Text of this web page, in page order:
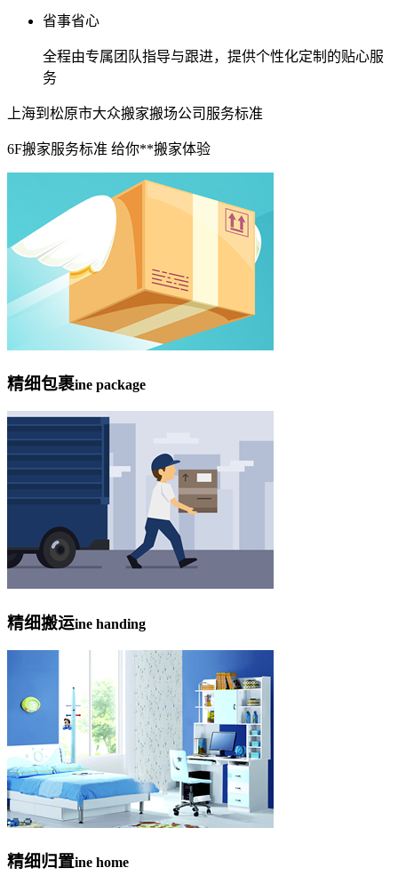
省事省心
全程由专属团队指导与跟进，提供个性化定制的贴心服
务
上海到松原市大众搬家搬场公司服务标准
6F搬家服务标准 给你**搬家体验
精细包裹ine package
精细搬运ine handing
精细归置ine home